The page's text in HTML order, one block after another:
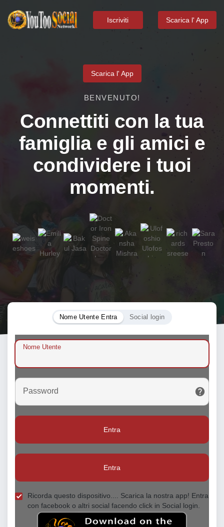
Iscriviti Scarica l' App
Scarica l' App
BENVENUTO!
Connettiti con la tua
famiglia e gli amici e
condividere i tuoi
momenti.
Nome Utente Entra Social login
Nome Utente
Password
Entra
Entra
Ricorda questo dispositivo.... Scarica la nostra app! Entra
con facebook o altri social facendo click in Social login.